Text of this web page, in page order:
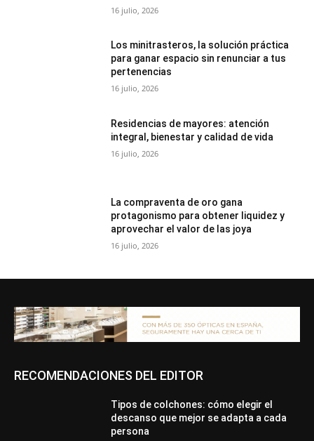
16 julio, 2026
Los minitrasteros, la solución práctica
para ganar espacio sin renunciar a tus
pertenencias
16 julio, 2026
Residencias de mayores: atención
integral, bienestar y calidad de vida
16 julio, 2026
La compraventa de oro gana
protagonismo para obtener liquidez y
aprovechar el valor de las joya
16 julio, 2026
RECOMENDACIONES DEL EDITOR
Tipos de colchones: cómo elegir el
descanso que mejor se adapta a cada
persona